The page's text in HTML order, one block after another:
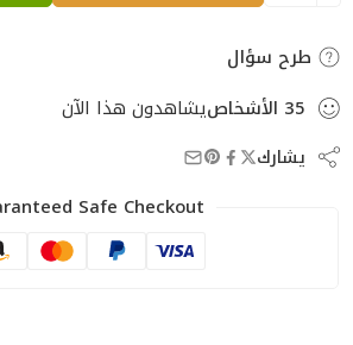
طرح سؤال
35 الأشخاصيشاهدون هذا الآن
يشارك
Safe Checkout